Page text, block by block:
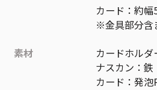
カード：約
※金具部分含
素材
カードホルダ
ナスカン：鉄
カード：発泡